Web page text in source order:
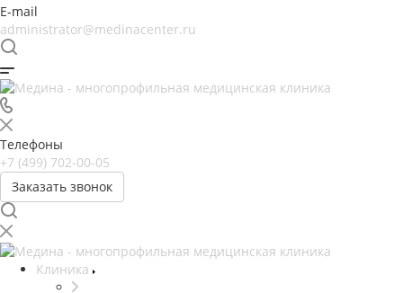
E-mail
administrator@medinacenter.ru
Телефоны
+7 (499) 702-00-05
Заказать звонок
Клиника